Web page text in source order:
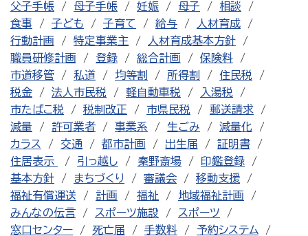
父子手帳
母子手帳 妊娠 母子
相談
食事
子ども 子育て 給与
人材育成
行動計画
特定事業主
人材育成基本方針
職員研修計画
登録 総合計画
保険料
市道移管
私道 均等割 所得割
住民税
税金
法人市民税 軽自動車税
入湯税
市たばこ税
税制改正 市県民税
郵送請求
減量
許可業者 事業系 生ごみ
減量化
カラス
交通 都市計画 出生届
証明書
住居表示
引っ越し 秦野斎場
印鑑登録
基本方針
まちづくり 審議会
移動支援
福祉有償運送
計画 福祉
地域福祉計画
みんなの伝言
スポーツ施設
スポーツ
窓口センター
死亡届 手数料
予約システム